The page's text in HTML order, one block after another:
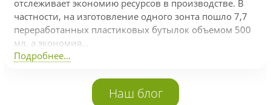
отслеживает экономию ресурсов в производстве. В
частности, на изготовление одного зонта пошло 7,7
переработанных пластиковых бутылок объемом 500
мл, а экономия...
Подробнее...
Наш блог